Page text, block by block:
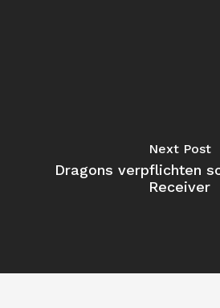
Next Post
Dragons verpflichten
Receiver